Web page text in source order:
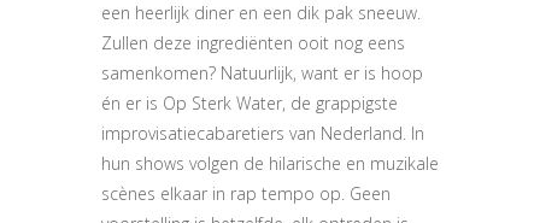
een heerlijk diner en een dik pak sneeuw.
Zullen deze ingrediënten ooit nog eens
samenkomen? Natuurlijk, want er is hoop
én er is Op Sterk Water, de grappigste
improvisatiecabaretiers van Nederland. In
hun shows volgen de hilarische en muzikale
scènes elkaar in rap tempo op. Geen